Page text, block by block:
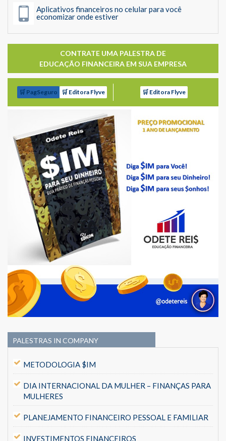
Aplicativos financeiros no celular para você
economizar onde estiver
CONTRATE UMA PALESTRA DE
EDUCAÇÃO FINANCEIRA EM SUA EMPRESA
🛒 PagSeguro 🛒 Editora Flyve 🛒 Editora Flyve
PALESTRAS IN COMPANY
METODOLOGIA $IM
DIA INTERNACIONAL DA MULHER – FINANÇAS PARA
MULHERES
PLANEJAMENTO FINANCEIRO PESSOAL E FAMILIAR
INVESTIMENTOS FINANCEIROS